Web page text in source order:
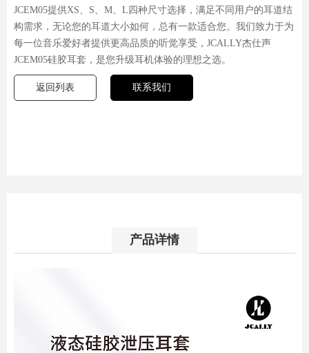
JCEM05提供XS、S、M、L四种尺寸选择，满足不同用户的耳道结
构需求，无论您的耳道大小如何，总有一款适合您。我们致力于为
每一位音乐爱好者提供更高品质的听觉享受，JCALLY杰仕声
JCEM05硅胶耳套，是您升级耳机体验的理想之选。
返回列表 联系我们
产品详情